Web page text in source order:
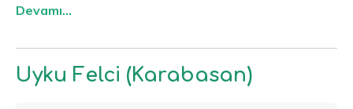
Devamı...
Uyku Felci (Karabasan)